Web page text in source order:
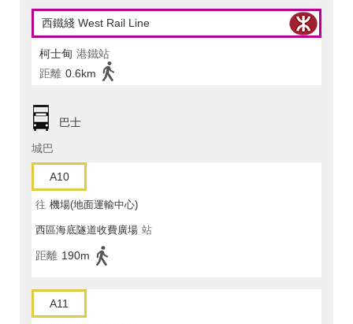
西鐵綫 West Rail Line
柯士甸 港鐵站
距離 0.6km
巴士
城巴
A10
往 機場(地面運輸中心)
西區海底隧道收費廣場 站
距離 190m
A11